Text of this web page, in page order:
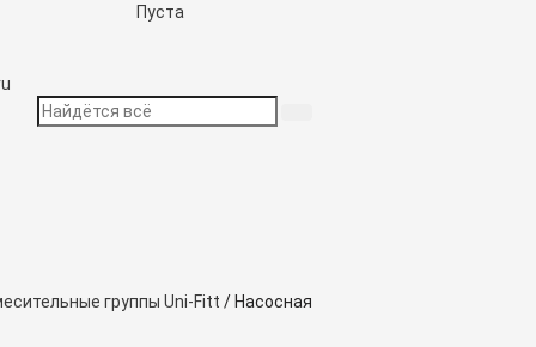
Пуста
группы Uni-Fitt / Насосная